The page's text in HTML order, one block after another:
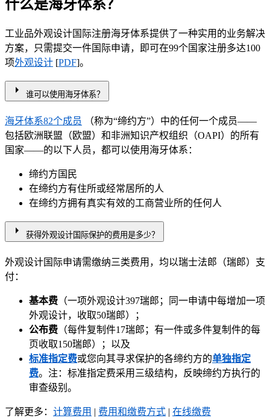
什么是海牙体系？
工业品外观设计国际注册海牙体系提供了一种实用的业务解决
方案，只需提交一件国际申请，即可在99个国家注册多达100
项外观设计 [PDF]。
arrow_right 谁可以使用海牙体系？
海牙体系82个成员
（称为“缔约方”）中的任何一个成员——
包括欧洲联盟（欧盟）和非洲知识产权组织（OAPI）的所有
国家——的以下人员，都可以使用海牙体系：
缔约方国民
在缔约方有住所或经常居所的人
在缔约方拥有真实有效的工商营业所的任何人
arrow_right 获得外观设计国际保护的费用是多少？
外观设计国际申请需缴纳三类费用，均以瑞士法郎（瑞郎）支
付：
基本费 （一项外观设计397瑞郎；同一申请中每增加一项
外观设计，收取50瑞郎）；
公布费 （每件复制件17瑞郎；有一件或多件复制件的每
页收取150瑞郎）；以及​​​​​​​
标准指定费或您向其寻求保护的各缔约方的单独指定
费。注：标准指定费采用三级结构，反映缔约方执行的
审查级别。
了解更多：​​​​​​​ 计算费用 | 费用和缴费方式 | 在线缴费